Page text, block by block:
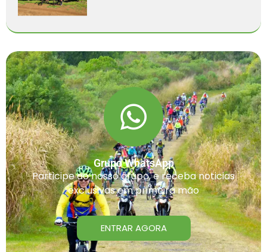
Grupo WhatsApp
Participe do nosso grupo, e receba noticias
exclusivas em primeira mão
ENTRAR AGORA